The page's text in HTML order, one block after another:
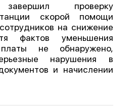
проверку
скорой помощи
на снижение
фактов уменьшения
не обнаружено,
нарушения в
и начислении